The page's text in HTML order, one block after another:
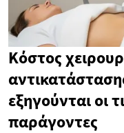
Κόστος
εξηγούνται οι
παράγοντες